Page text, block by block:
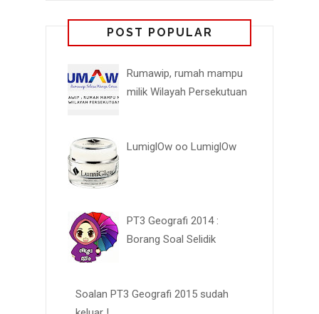
POST POPULAR
Rumawip, rumah mampu
milik Wilayah Persekutuan
LumiglOw oo LumiglOw
PT3 Geografi 2014 :
Borang Soal Selidik
Soalan PT3 Geografi 2015 sudah